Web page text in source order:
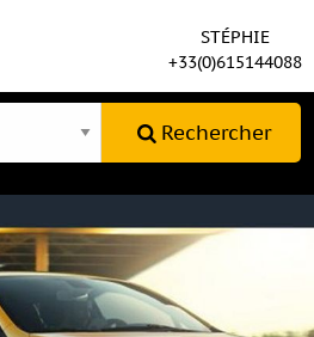
STÉPHIE
+33(0)615144088
Rechercher